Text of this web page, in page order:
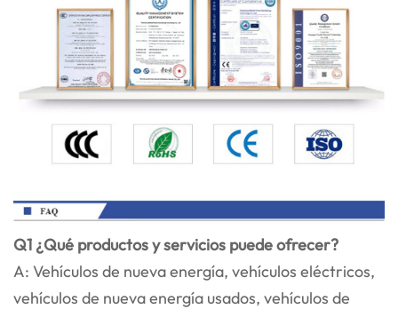
Q1 ¿Qué productos y servicios puede ofrecer?
A: Vehículos de nueva energía, vehículos eléctricos,
vehículos de nueva energía usados, vehículos de